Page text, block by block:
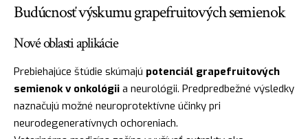
Budúcnosť výskumu grapefruitových semienok
Nové oblasti aplikácie
Prebiehajúce štúdie skúmajú potenciál grapefruitových
semienok v onkológii a neurológii. Predpredbežné výsledky
naznačujú možné neuroprotektívne účinky pri
neurodegeneratívnych ochoreniach.